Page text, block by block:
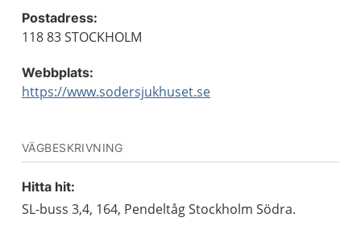
Postadress:
118 83 STOCKHOLM
Webbplats:
https://www.sodersjukhuset.se
VÄGBESKRIVNING
Hitta hit:
SL-buss 3,4, 164, Pendeltåg Stockholm Södra.